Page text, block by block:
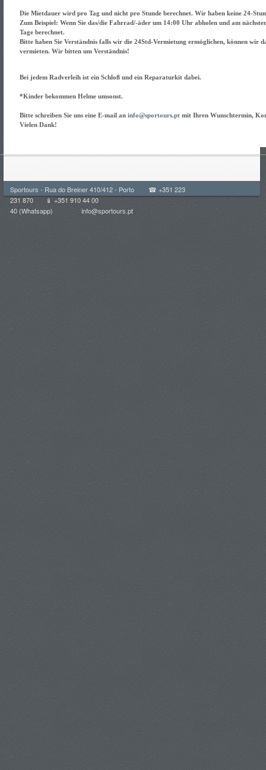
Die Mietdauer wird pro Tag und nicht pro Stunde berechnet. Wir haben keine 24-
Zum Beispiel: Wenn Sie das/die Fahrrad/-äder um 14:00 Uhr abholen und am
Tage berechnet.
Bitte haben Sie Verständnis falls wir die 24Std-Vermietung ermöglichen, können wir
vermieten. Wir bitten um Verständnis!
Bei jedem Radverleih ist ein Schloß und ein Reparaturkit dabei.
*Kinder bekommen Helme umsonst.
Bitte schreiben Sie uns eine E-mail an info@sportours.pt mit Ihren Wunschtermin,
Vielen Dank!
Sportours - Rua do Breiner 410/412 - Porto ☎ +351 223
231 870 📱 +351 910 44 00
40 (Whatsapp) info@sportours.pt